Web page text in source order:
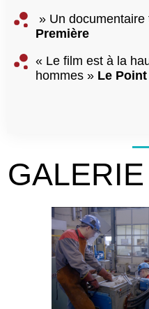
» Un
Première
« Le film est à la
hommes » Le Point